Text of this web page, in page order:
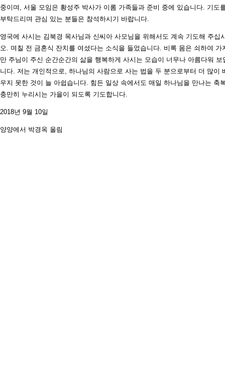
중이며, 서울 모임은 황성주 박사가 이롬 가족들과 준비 중에 있습니다. 기도
부탁드리며 관심 있는 분들은 참석하시기 바랍니다.
영국에 사시는 김북경 목사님과 신씨아 사모님을 위해서도 계속 기도해 주십
오. 며칠 전 금혼식 잔치를 여셨다는 소식을 들었습니다. 비록 몸은 쇠하여 가
만 주님이 주신 순간순간의 삶을 행복하게 사시는 모습이 너무나 아름다워 보
니다. 저는 개인적으로, 하나님의 사람으로 사는 법을 두 분으로부터 더 많이
우지 못한 것이 늘 아쉽습니다. 힘든 일상 속에서도 매일 하나님을 만나는 축
충만히 누리시는 가을이 되도록 기도합니다.
2018년 9월 10일
양양에서 박경옥 올림